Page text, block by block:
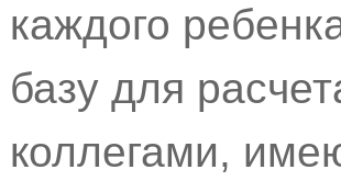
каждого
базу для
коллегами,